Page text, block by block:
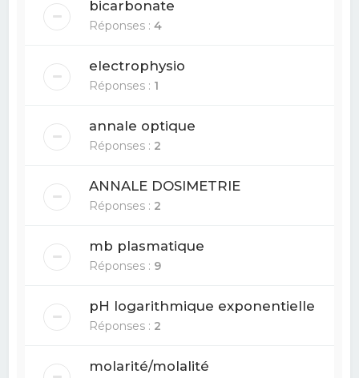
bicarbonate
Réponses :4
electrophysio
Réponses : 1
annale optique
Réponses : 2
ANNALE DOSIMETRIE
Réponses : 2
mb plasmatique
Réponses : 9
pH logarithmique exponentielle
Réponses : 2
molarité/molalité